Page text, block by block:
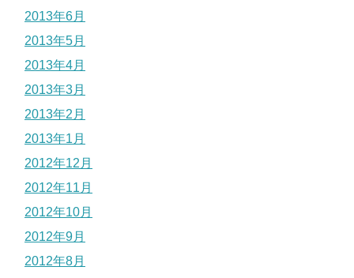
2013年6月
2013年5月
2013年4月
2013年3月
2013年2月
2013年1月
2012年12月
2012年11月
2012年10月
2012年9月
2012年8月